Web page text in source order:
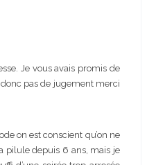
Je vous avais promis de
pas de jugement merci
on est conscient qu’on ne
pilule depuis 6 ans, mais je